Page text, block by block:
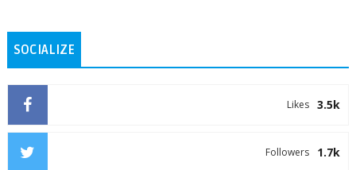
SOCIALIZE
3.5k
Likes
1.7k
Followers